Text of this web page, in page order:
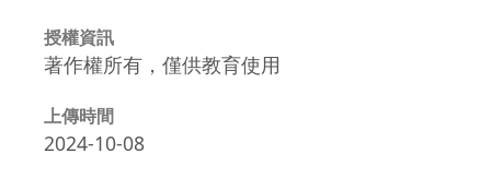
授權資訊
著作權所有，僅供教育使用
上傳時間
2024-10-08